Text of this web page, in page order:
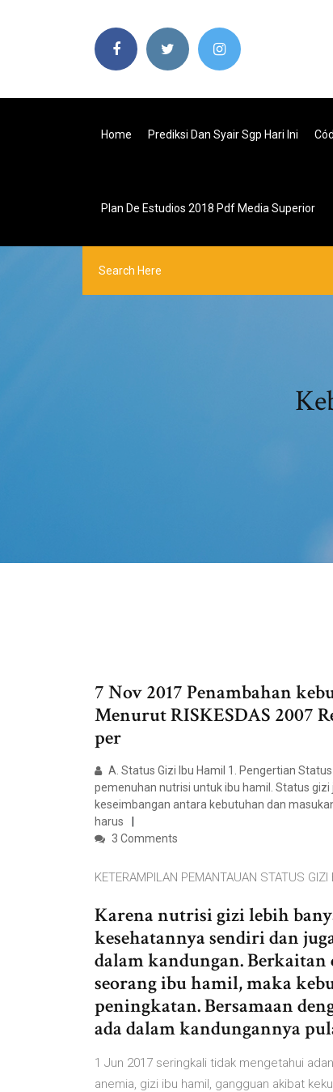
Home Prediksi Dan Syair Sgp Hari Ini
Plan De Estudios 2018 Pdf Media Superior
7 Nov 2017 Penambahan
Menurut RISKESDAS 2007
per
A. Status Gizi Ibu Hamil 1. Pengertian
pemenuhan nutrisi untuk ibu hamil. Status
keseimbangan antara kebutuhan dan
harus
3 Comments
KETERAMPILAN PEMANTAUAN STATUS
Karena nutrisi gizi lebih
kesehatannya sendiri dan
dalam kandungan.
seorang ibu hamil, maka
peningkatan. Bersamaan
ada dalam kandungannya
1 Jun 2017 seringkali tidak mengetahui
anemia, gizi ibu hamil, gangguan akibat